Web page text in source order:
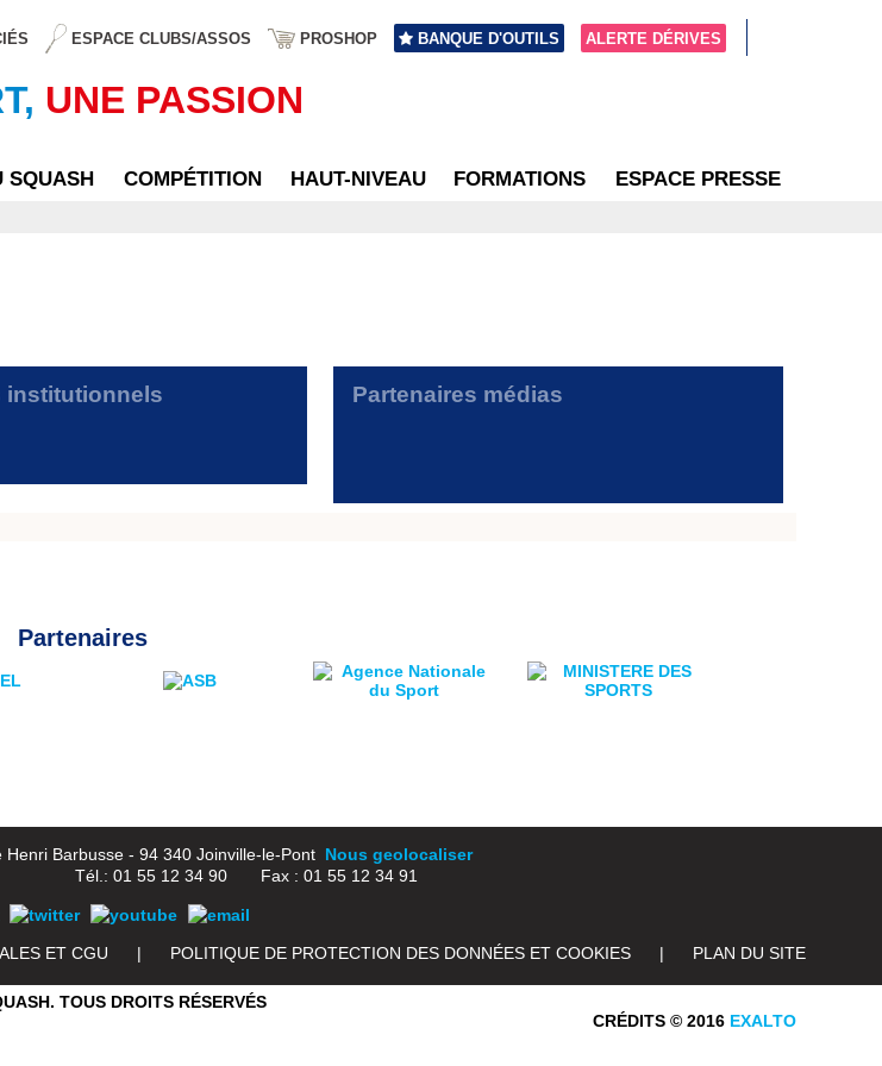
ESPACE CLUBS/ASSOS PROSHOP BANQUE D'OUTILS ALERTE DÉRIVES
UNE PASSION
SQUASH COMPÉTITION HAUT-NIVEAU FORMATIONS ESPACE PRESSE
institutionnels Partenaires médias
Partenaires
Barbusse - 94 340 Joinville-le-Pont Nous geolocaliser
01 55 12 34 90 Fax : 01 55 12 34 91
ET CGU | POLITIQUE DE PROTECTION DES DONNÉES ET COOKIES | PLAN DU SITE
TOUS DROITS RÉSERVÉS
CRÉDITS © 2016 EXALTO